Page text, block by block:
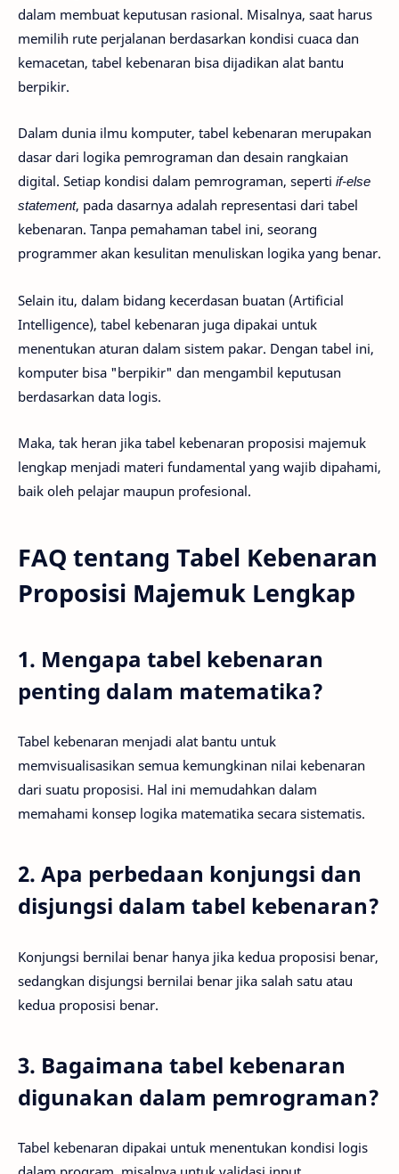
dalam membuat keputusan rasional. Misalnya, saat harus
memilih rute perjalanan berdasarkan kondisi cuaca dan
kemacetan, tabel kebenaran bisa dijadikan alat bantu
berpikir.
Dalam dunia ilmu komputer, tabel kebenaran merupakan
dasar dari logika pemrograman dan desain rangkaian
digital. Setiap kondisi dalam pemrograman, seperti if-else
statement, pada dasarnya adalah representasi dari tabel
kebenaran. Tanpa pemahaman tabel ini, seorang
programmer akan kesulitan menuliskan logika yang benar.
Selain itu, dalam bidang kecerdasan buatan (Artificial
Intelligence), tabel kebenaran juga dipakai untuk
menentukan aturan dalam sistem pakar. Dengan tabel ini,
komputer bisa "berpikir" dan mengambil keputusan
berdasarkan data logis.
Maka, tak heran jika tabel kebenaran proposisi majemuk
lengkap menjadi materi fundamental yang wajib dipahami,
baik oleh pelajar maupun profesional.
FAQ tentang Tabel Kebenaran
Proposisi Majemuk Lengkap
1. Mengapa tabel kebenaran
penting dalam matematika?
Tabel kebenaran menjadi alat bantu untuk
memvisualisasikan semua kemungkinan nilai kebenaran
dari suatu proposisi. Hal ini memudahkan dalam
memahami konsep logika matematika secara sistematis.
2. Apa perbedaan konjungsi dan
disjungsi dalam tabel kebenaran?
Konjungsi bernilai benar hanya jika kedua proposisi benar,
sedangkan disjungsi bernilai benar jika salah satu atau
kedua proposisi benar.
3. Bagaimana tabel kebenaran
digunakan dalam pemrograman?
Tabel kebenaran dipakai untuk menentukan kondisi logis